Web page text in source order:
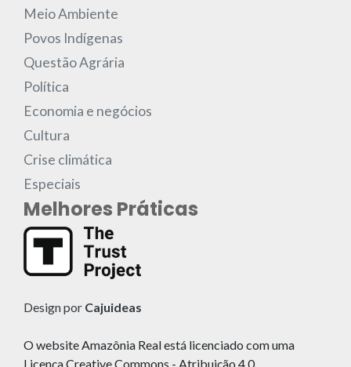
Meio Ambiente
Povos Indígenas
Questão Agrária
Política
Economia e negócios
Cultura
Crise climática
Especiais
Melhores Práticas
Design por Cajuideas
O website Amazônia Real está licenciado com uma
Licença Creative Commons - Atribuição 4.0